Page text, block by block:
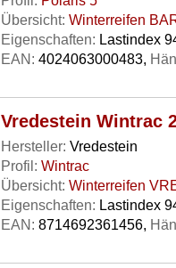
Übersicht: Winterreifen
Eigenschaften: Lastindex
EAN: 4024063000483,
Vredestein Wintrac
Hersteller: Vredestein
Profil: Wintrac
Übersicht: Winterreifen
Eigenschaften: Lastindex
EAN: 8714692361456,